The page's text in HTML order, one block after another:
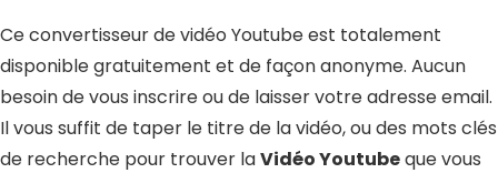
Ce convertisseur de vidéo Youtube est totalement
disponible gratuitement et de façon anonyme. Aucun
besoin de vous inscrire ou de laisser votre adresse email.
Il vous suffit de taper le titre de la vidéo, ou des mots clés
de recherche pour trouver laVidéo Youtubeque vous